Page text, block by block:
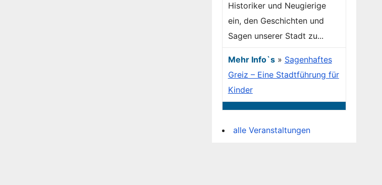
Historiker und Neugierige
ein, den Geschichten und
Sagen unserer Stadt zu...
Mehr Info`s» Sagenhaftes
Greiz – Eine Stadtführung für
Kinder
alle Veranstaltungen